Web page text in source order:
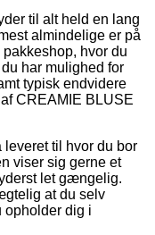
til alt held en lang
almindelige er på
hvor du
har mulighed for
typisk endvidere
CREAMIE BLUSE
til hvor du bor
viser sig gerne et
let gængelig.
at du selv
opholder dig i